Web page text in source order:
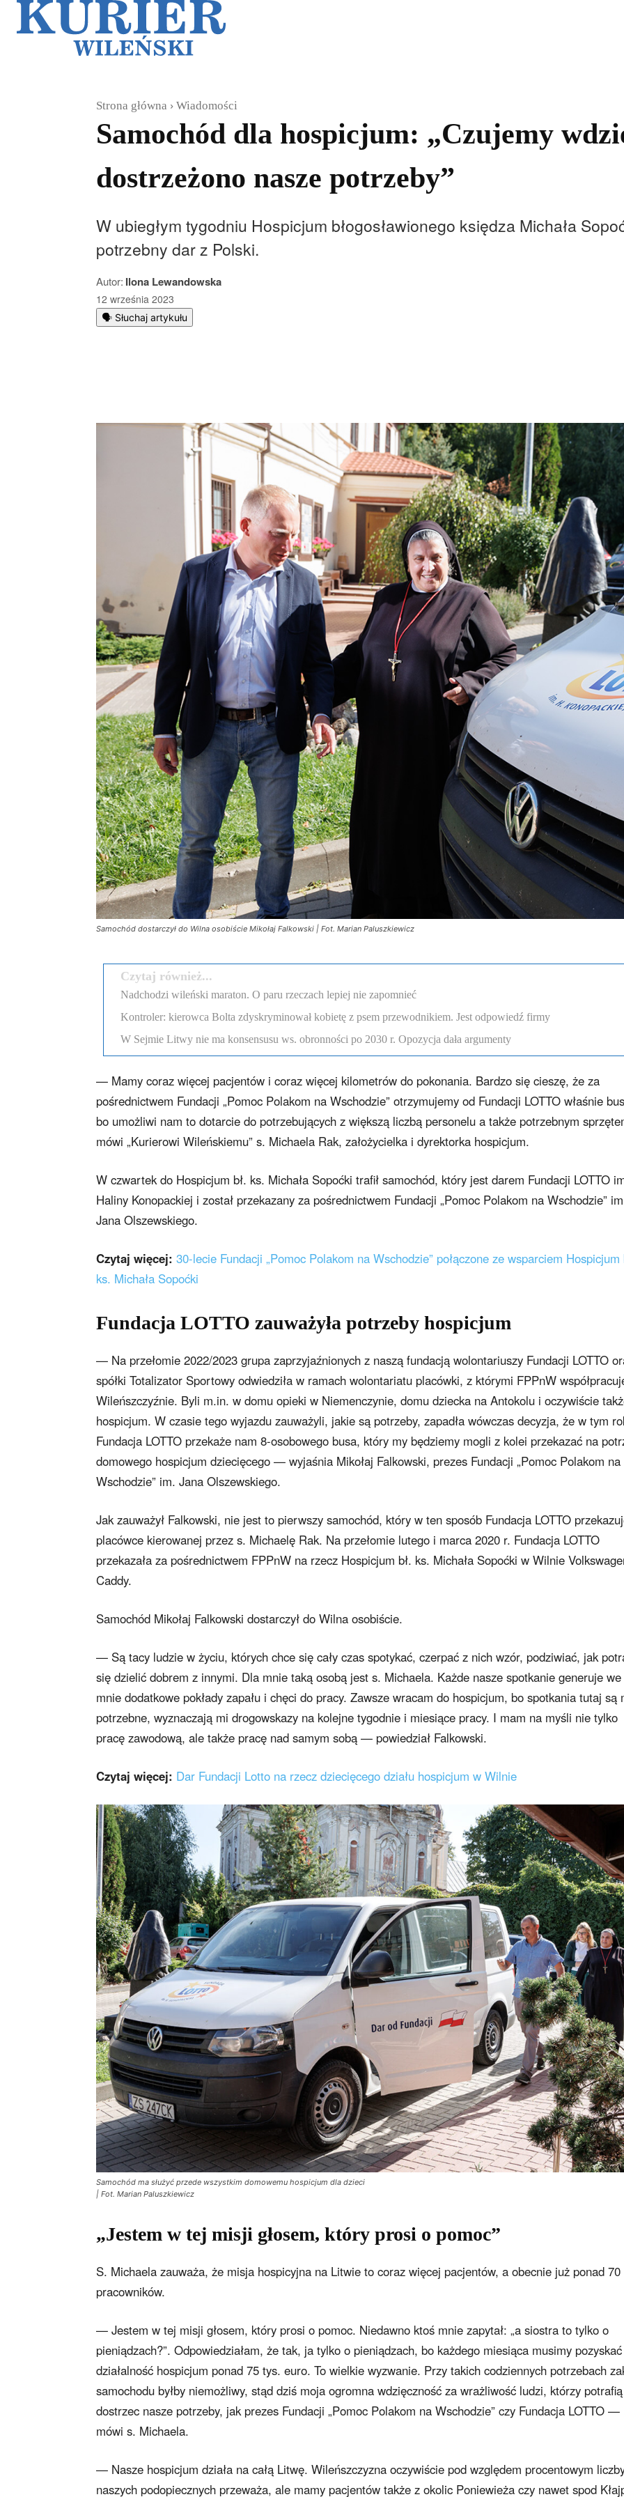
Strona główna Wiadomości
Samochód dla hospicjum: „Czujemy
dostrzeżono nasze potrzeby”
W ubiegłym tygodniu Hospicjum błogosławionego księdza Michała
potrzebny dar z Polski.
Autor: Ilona Lewandowska
12 września 2023
🗣️ Słuchaj artykułu
Samochód dostarczył do Wilna osobiście Mikołaj Falkowski | Fot. Marian Paluszkiewicz
Czytaj również...
Nadchodzi wileński maraton. O paru rzeczach lepiej nie zapomnieć
Kontroler: kierowca Bolta zdyskryminował kobietę z psem przewodnikiem. Jest odpowiedź firmy
W Sejmie Litwy nie ma konsensusu ws. obronności po 2030 r. Opozycja dała argumenty
— Mamy coraz więcej pacjentów i coraz więcej kilometrów do pokonania. Bardzo się cieszę, że za
pośrednictwem Fundacji „Pomoc Polakom na Wschodzie” otrzymujemy od Fundacji LOTTO właśnie
bo umożliwi nam to dotarcie do potrzebujących z większą liczbą personelu a także potrzebnym
mówi „Kurierowi Wileńskiemu” s. Michaela Rak, założycielka i dyrektorka hospicjum.
W czwartek do Hospicjum bł. ks. Michała Sopoćki trafił samochód, który jest darem Fundacji LOTTO
Haliny Konopackiej i został przekazany za pośrednictwem Fundacji „Pomoc Polakom na Wschodzie”
Jana Olszewskiego.
Czytaj więcej: 30-lecie Fundacji „Pomoc Polakom na Wschodzie” połączone ze wsparciem Hospicjum
ks. Michała Sopoćki
Fundacja LOTTO zauważyła potrzeby hospicjum
— Na przełomie 2022/2023 grupa zaprzyjaźnionych z naszą fundacją wolontariuszy Fundacji LOTTO
spółki Totalizator Sportowy odwiedziła w ramach wolontariatu placówki, z którymi FPPnW
Wileńszczyźnie. Byli m.in. w domu opieki w Niemenczynie, domu dziecka na Antokolu i oczywiście
hospicjum. W czasie tego wyjazdu zauważyli, jakie są potrzeby, zapadła wówczas decyzja, że w tym
Fundacja LOTTO przekaże nam 8-osobowego busa, który my będziemy mogli z kolei przekazać na
domowego hospicjum dziecięcego — wyjaśnia Mikołaj Falkowski, prezes Fundacji „Pomoc Polakom na
Wschodzie” im. Jana Olszewskiego.
Jak zauważył Falkowski, nie jest to pierwszy samochód, który w ten sposób Fundacja LOTTO
placówce kierowanej przez s. Michaelę Rak. Na przełomie lutego i marca 2020 r. Fundacja LOTTO
przekazała za pośrednictwem FPPnW na rzecz Hospicjum bł. ks. Michała Sopoćki w Wilnie
Caddy.
Samochód Mikołaj Falkowski dostarczył do Wilna osobiście.
— Są tacy ludzie w życiu, których chce się cały czas spotykać, czerpać z nich wzór, podziwiać, jak
się dzielić dobrem z innymi. Dla mnie taką osobą jest s. Michaela. Każde nasze spotkanie generuje we
mnie dodatkowe pokłady zapału i chęci do pracy. Zawsze wracam do hospicjum, bo spotkania tutaj są
potrzebne, wyznaczają mi drogowskazy na kolejne tygodnie i miesiące pracy. I mam na myśli nie tylko
pracę zawodową, ale także pracę nad samym sobą — powiedział Falkowski.
Czytaj więcej: Dar Fundacji Lotto na rzecz dziecięcego działu hospicjum w Wilnie
Samochód ma służyć przede wszystkim domowemu hospicjum dla dzieci
| Fot. Marian Paluszkiewicz
„Jestem w tej misji głosem, który prosi o pomoc”
S. Michaela zauważa, że misja hospicyjna na Litwie to coraz więcej pacjentów, a obecnie już ponad 70
pracowników.
— Jestem w tej misji głosem, który prosi o pomoc. Niedawno ktoś mnie zapytał: „a siostra to tylko o
pieniądzach?”. Odpowiedziałam, że tak, ja tylko o pieniądzach, bo każdego miesiąca musimy
działalność hospicjum ponad 75 tys. euro. To wielkie wyzwanie. Przy takich codziennych potrzebach
samochodu byłby niemożliwy, stąd dziś moja ogromna wdzięczność za wrażliwość ludzi, którzy potrafią
dostrzec nasze potrzeby, jak prezes Fundacji „Pomoc Polakom na Wschodzie” czy Fundacja LOTTO —
mówi s. Michaela.
— Nasze hospicjum działa na całą Litwę. Wileńszczyzna oczywiście pod względem procentowym
naszych podopiecznych przeważa, ale mamy pacjentów także z okolic Poniewieża czy nawet spod